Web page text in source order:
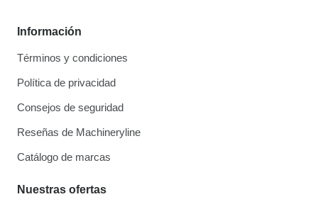
Información
Términos y condiciones
Política de privacidad
Consejos de seguridad
Reseñas de Machineryline
Catálogo de marcas
Nuestras ofertas